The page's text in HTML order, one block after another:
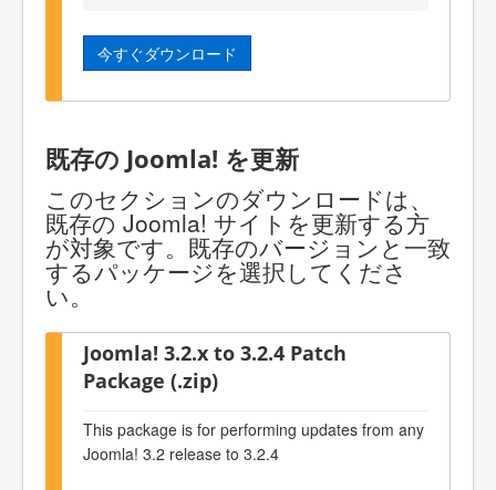
今すぐダウンロード
既存の Joomla! を更新
このセクションのダウンロードは、
既存の Joomla! サイトを更新する方
が対象です。既存のバージョンと一致
するパッケージを選択してくださ
い。
Joomla! 3.2.x to 3.2.4 Patch
Package (.zip)
This package is for performing updates from any
Joomla! 3.2 release to 3.2.4